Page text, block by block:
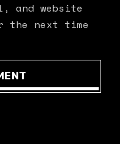
and website
the next time